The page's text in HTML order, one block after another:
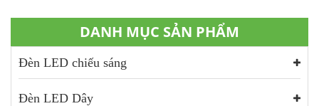
DANH MỤC SẢN PHẨM
Đèn LED chiếu sáng
Đèn LED Dây